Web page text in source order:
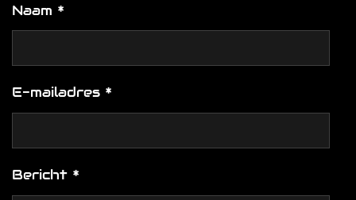
Naam *
E-mailadres *
Bericht *